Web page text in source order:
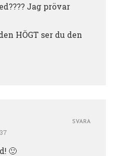
Jag prövar
HÖGT ser du den
🙂
SVARA